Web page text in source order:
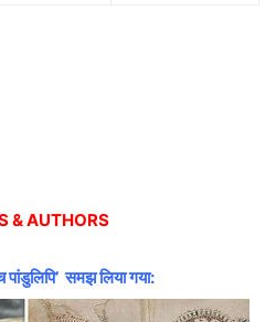
& AUTHORS
पांडुलिपि’ समझ लिया गया: